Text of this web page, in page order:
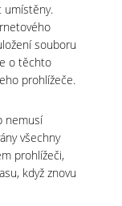
umístěny.
souboru
o těchto
prohlížeče.
nemusí
všechny
prohlížeči,
když znovu